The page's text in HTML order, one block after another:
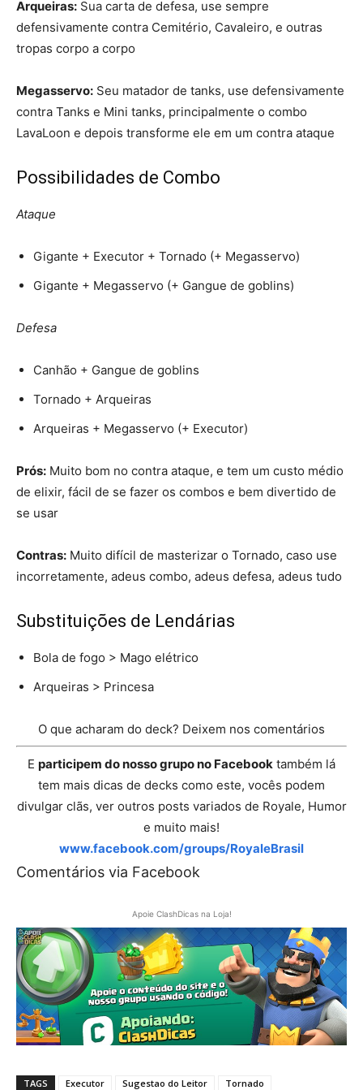
Arqueiras: Sua carta de defesa, use sempre
defensivamente contra Cemitério, Cavaleiro, e outras
tropas corpo a corpo
Megasservo: Seu matador de tanks, use defensivamente
contra Tanks e Mini tanks, principalmente o combo
LavaLoon e depois transforme ele em um contra ataque
Possibilidades de Combo
Ataque
Gigante + Executor + Tornado (+ Megasservo)
Gigante + Megasservo (+ Gangue de goblins)
Defesa
Canhão + Gangue de goblins
Tornado + Arqueiras
Arqueiras + Megasservo (+ Executor)
Prós: Muito bom no contra ataque, e tem um custo médio
de elixir, fácil de se fazer os combos e bem divertido de
se usar
Contras: Muito difícil de masterizar o Tornado, caso use
incorretamente, adeus combo, adeus defesa, adeus tudo
Substituições de Lendárias
Bola de fogo > Mago elétrico
Arqueiras > Princesa
O que acharam do deck? Deixem nos comentários
E participem do nosso grupo no Facebook também lá
tem mais dicas de decks como este, vocês podem
divulgar clãs, ver outros posts variados de Royale, Humor
e muito mais!
www.facebook.com/groups/RoyaleBrasil
Comentários via Facebook
Apoie ClashDicas na Loja!
TAGS Executor Sugestao do Leitor Tornado